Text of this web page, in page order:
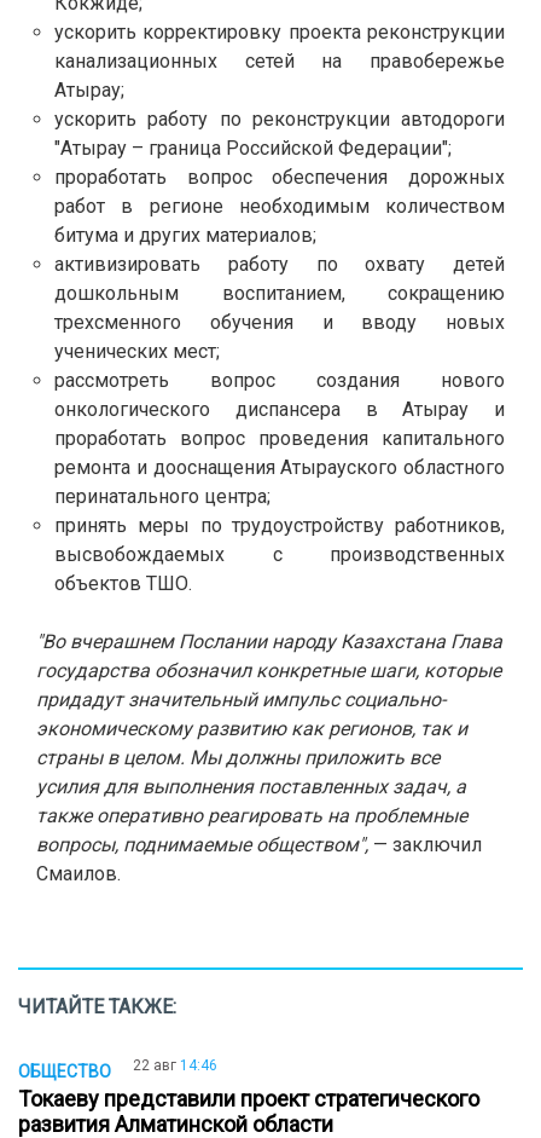
ускорить корректировку проекта реконструкции
канализационных сетей на правобережье
Атырау;
ускорить работу по реконструкции автодороги
"Атырау – граница Российской Федерации";
проработать вопрос обеспечения дорожных
работ в регионе необходимым количеством
битума и других материалов;
активизировать работу по охвату детей
дошкольным воспитанием, сокращению
трехсменного обучения и вводу новых
ученических мест;
рассмотреть вопрос создания нового
онкологического диспансера в Атырау и
проработать вопрос проведения капитального
ремонта и дооснащения Атырауского областного
перинатального центра;
принять меры по трудоустройству работников,
высвобождаемых с производственных
объектов ТШО.
"Во вчерашнем Послании народу Казахстана Глава
государства обозначил конкретные шаги, которые
придадут значительный импульс социально-
экономическому развитию как регионов, так и
страны в целом. Мы должны приложить все
усилия для выполнения поставленных задач, а
также оперативно реагировать на проблемные
вопросы, поднимаемые обществом", — заключил
Смаилов.
ЧИТАЙТЕ ТАКЖЕ:
ОБЩЕСТВО 22 авг 14:46
Токаеву представили проект стратегического
развития Алматинской области